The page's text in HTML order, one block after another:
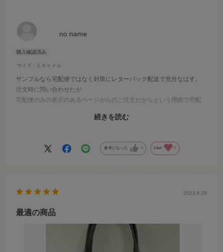
no name
サイズ：3.キャメル
サンプルなら宅配便ではなく封筒にレターパック配送で充分なはす。
注文時に問い合わせたが
宅配便のみの表示のあるページからのご注文だからという理由で宅配
届いて実物見ても封筒で充分だったはず。
柔軟な対応ができない体制では高飛車なしょうばいしてるね、としか
言えない。
続きを読む
参考になった 0 Like! 0
2023.8.28
最適の商品